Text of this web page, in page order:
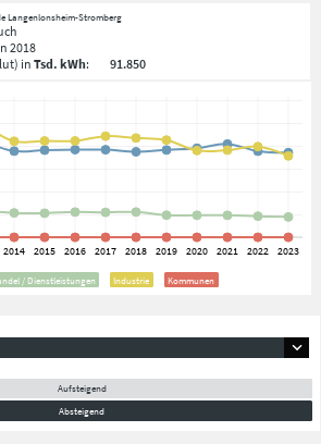
Langenlonsheim-Stromberg
2018
in Tsd. kWh: 91.850
/ Dienstleistungen Industrie Kommunen
Aufsteigend
Absteigend